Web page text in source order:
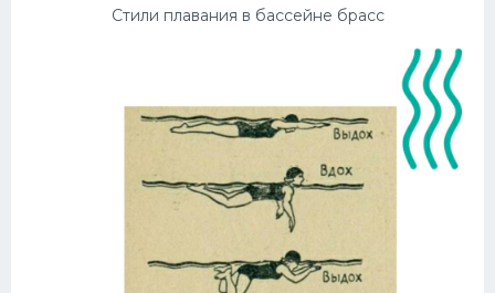
Стили плавания в бассейне брасс